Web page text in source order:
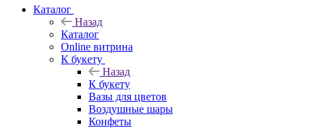
Каталог
Назад
Каталог
Online витрина
К букету
Назад
К букету
Вазы для цветов
Воздушные шары
Конфеты